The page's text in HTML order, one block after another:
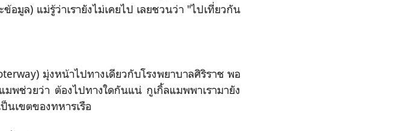
มูล) แม่รู้ว่าเรายังไม่เคยไป เลยชวนว่า "ไปเที่ยวกัน
มุ่งหน้าไปทางเดียวกับโรงพยาบาลศิริราช พอ
พช่วยว่า ต้องไปทางใดกันแน่ กูเกิ้ลแมพพาเรามายัง
นเขตของทหารเรือ